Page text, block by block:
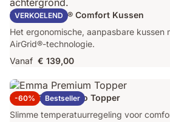
VERKOELEND
Emma AirGrid® Comfort Kussen
Het ergonomische, aanpasbare kussen
AirGrid®-technologie.
Vanaf € 139,00
-60% Bestseller
Emma Original Pro Topper
Slimme temperatuurregeling voor